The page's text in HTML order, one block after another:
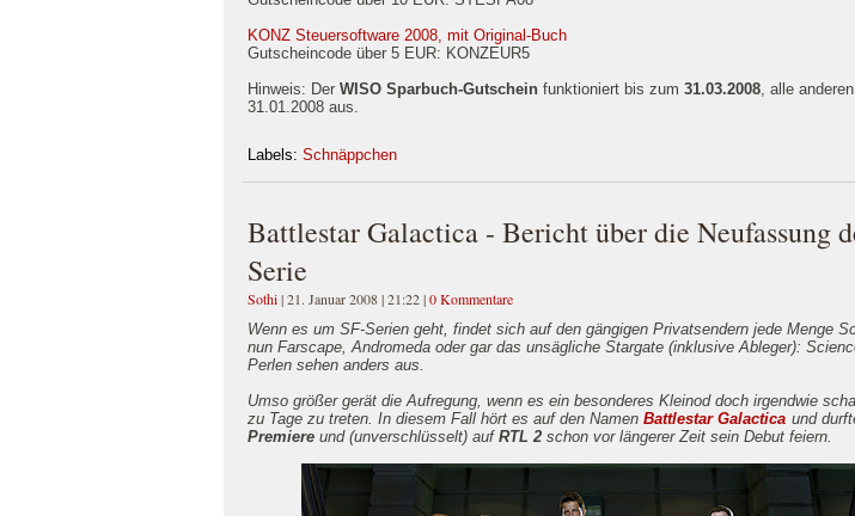
KONZ Steuersoftware 2008, mit Original-Buch
Gutscheincode über 5 EUR: KONZEUR5
Hinweis: Der WISO Sparbuch-Gutschein funktioniert bis zum 31.03.2008, alle
31.01.2008 aus.
Labels: Schnäppchen
Battlestar Galactica - Bericht über die Neufassung
Serie
Sothi| 21. Januar 2008 | 21:22|0 Kommentare
Wenn es um SF-Serien geht, findet sich auf den gängigen Privatsendern jede Menge
nun Farscape, Andromeda oder gar das unsägliche Stargate (inklusive Ableger):
Perlen sehen anders aus.
Umso größer gerät die Aufregung, wenn es ein besonderes Kleinod doch irgendwie
zu Tage zu treten. In diesem Fall hört es auf den Namen Battlestar Galactica und
Premiere und (unverschlüsselt) auf RTL 2 schon vor längerer Zeit sein Debut feiern.